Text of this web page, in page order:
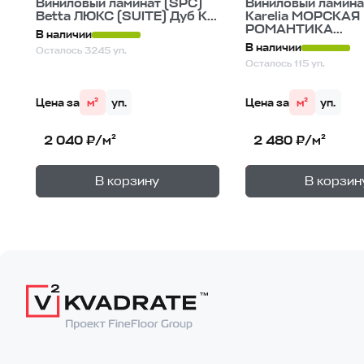
Виниловый ламинат (SPC)
Betta ЛЮКС (SUITE) Дуб К...
В наличии
Осталось 3245 уп.
Цена за м² уп.
2 040 ₽/м²
В корзину
В корзине —
Виниловый
Karelia МОРСКАЯ
РОМАНТИКА...
В наличии
Осталось 115 уп.
Цена за м² уп.
2 480 ₽/м²
В
В корзине —